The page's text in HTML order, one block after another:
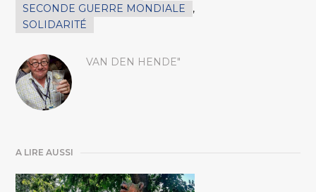
SECONDE GUERRE MONDIALE
,
SOLIDARITÉ
VAN DEN HENDE"
A LIRE AUSSI